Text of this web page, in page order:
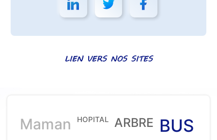
LIEN VERS NOS SITES
Maman HOPITAL ARBRE BUS